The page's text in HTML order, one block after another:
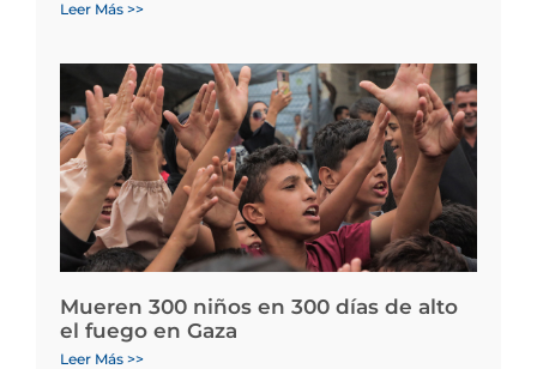
Leer Más >>
Mueren 300 niños en 300 días de alto
el fuego en Gaza
Leer Más >>